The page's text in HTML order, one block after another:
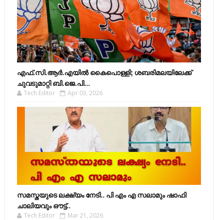
എഫ്​.സി.ആർ.എയിൽ കൈപൊള്ളി; ശബരിമലയിലേക്ക്​
ചുവടുമാറ്റി ബി.ജെ.പി...
Tech Editor Apr 03, 2026
സമസ്തയുടെ ലക്ഷ്യം നേടി.. പി എം എ സലാമും ഷാഫി
ചാലിയവും ഔട്ട്..
Tech Editor Mar 21, 2026